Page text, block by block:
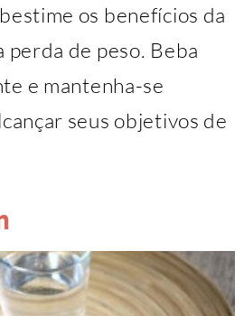
os benefícios da
perda de peso. Beba
e mantenha-se
seus objetivos de